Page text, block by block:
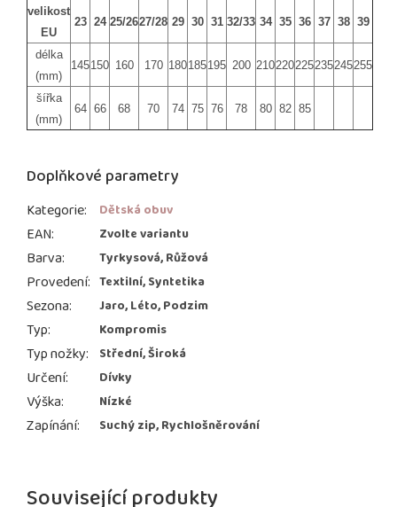
Související produkty
velikost
EU
23 24 25/2627/28 29 30 31 32/33 34 35 36 37 38 39
délka
(mm)
145150 160 170 180185195 200 210220225235245255
šířka
(mm)
64 66 68 70 74 75 76 78 80 82 85
Doplňkové parametry
Kategorie: Dětská obuv
EAN: Zvolte variantu
Barva: Tyrkysová, Růžová
Provedení: Textilní, Syntetika
Sezona: Jaro, Léto, Podzim
Typ: Kompromis
Typ nožky: Střední, Široká
Určení: Dívky
Výška: Nízké
Zapínání: Suchý zip, Rychlošněrování